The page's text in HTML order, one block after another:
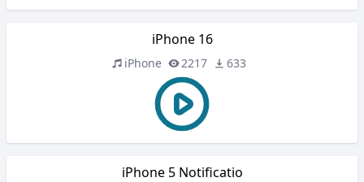
iPhone 16
iPhone 2217 633
iPhone 5 Notificatio